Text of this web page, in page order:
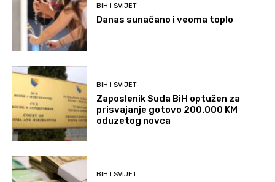
BIH I SVIJET
Danas sunačano i veoma toplo
BIH I SVIJET
Zaposlenik Suda BiH optužen za
prisvajanje gotovo 200.000 KM
oduzetog novca
BIH I SVIJET